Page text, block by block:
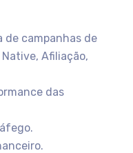
de campanhas de
Afiliação,
das